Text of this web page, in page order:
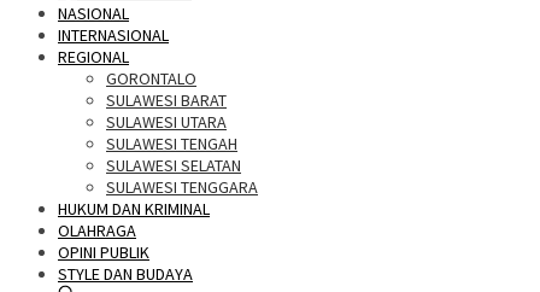
NASIONAL
INTERNASIONAL
REGIONAL
GORONTALO
SULAWESI BARAT
SULAWESI UTARA
SULAWESI TENGAH
SULAWESI SELATAN
SULAWESI TENGGARA
HUKUM DAN KRIMINAL
OLAHRAGA
OPINI PUBLIK
STYLE DAN BUDAYA